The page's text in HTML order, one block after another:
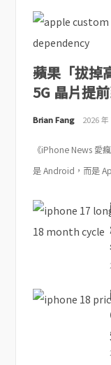
蘋果「拔掉
5G 晶片提
Brian Fang 2026
《iPhone News 愛
是 Android，而是